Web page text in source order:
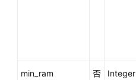
min_ram 否 Integer